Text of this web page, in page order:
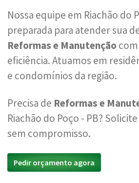
Nossa equipe em Riachão do
preparada para atender sua
Reformas e Manutenção
eficiência. Atuamos em
e condomínios da região.
Precisa de Reformas e
Riachão do Poço - PB?
sem compromisso.
Pedir orçamento agora